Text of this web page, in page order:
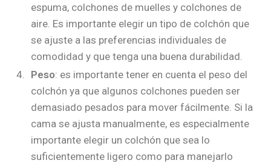
espuma, colchones de muelles y colchones de
aire. Es importante elegir un tipo de colchón que
se ajuste a las preferencias individuales de
comodidad y que tenga una buena durabilidad.
Peso: es importante tener en cuenta el peso del
colchón ya que algunos colchones pueden ser
demasiado pesados para mover fácilmente. Si la
cama se ajusta manualmente, es especialmente
importante elegir un colchón que sea lo
suficientemente ligero como para manejarlo